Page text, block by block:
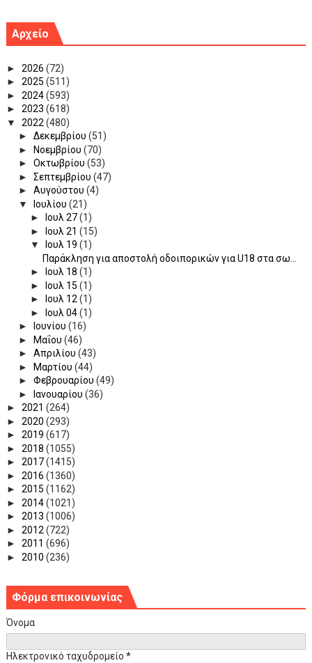
Αρχείο
► 2026 (72)
► 2025 (511)
► 2024(593)
► 2023 (618)
▼ 2022 (480)
► Δεκεμβρίου (51)
►
Νοεμβρίου (70)
► Οκτωβρίου (53)
► Σεπτεμβρίου (47)
► Αυγούστου (4)
▼
Ιουλίου (21)
►
Ιουλ 27(1)
►
Ιουλ 21 (15)
▼
Ιουλ 19 (1)
Παράκληση για αποστολή οδοιπορικών για U18 στα σω...
►
Ιουλ 18 (1)
►
Ιουλ 15 (1)
►
Ιουλ 12(1)
►
Ιουλ 04(1)
►
Ιουνίου (16)
►
Μαΐου (46)
► Απριλίου (43)
►
Μαρτίου (44)
► Φεβρουαρίου (49)
►
Ιανουαρίου (36)
► 2021 (264)
► 2020 (293)
► 2019 (617)
► 2018 (1055)
► 2017(1415)
► 2016 (1360)
► 2015 (1162)
► 2014(1021)
► 2013 (1006)
► 2012 (722)
► 2011 (696)
► 2010 (236)
Φόρμα επικοινωνίας
Όνομα
Ηλεκτρονικό ταχυδρομείο *